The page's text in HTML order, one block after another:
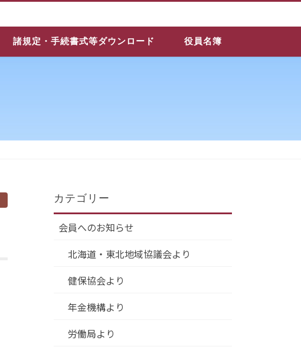
諸規定・手続書式等ダウンロード 役員名簿
カテゴリー
会員へのお知らせ
北海道・東北地域協議会より
健保協会より
年金機構より
労働局より